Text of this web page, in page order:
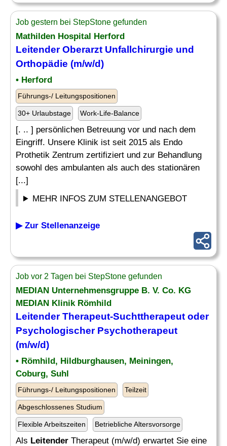
Job gestern bei StepStone gefunden
Mathilden Hospital Herford
LeitenderOberarzt Unfallchirurgie und
Orthopädie (m/w/d)
• Herford
Führungs-/ Leitungspositionen
30+ Urlaubstage Work-Life-Balance
[. .. ] persönlichen Betreuung vor und nach dem
Eingriff. Unsere Klinik ist seit 2015 als Endo
Prothetik Zentrum zertifiziert und zur Behandlung
sowohl des ambulanten als auch des stationären
[...]
MEHR INFOS ZUM STELLENANGEBOT
▶ Zur Stellenanzeige
Job vor 2 Tagen bei StepStone gefunden
MEDIAN Unternehmensgruppe B. V. Co. KG
MEDIAN Klinik Römhild
LeitenderTherapeut-Suchttherapeut oder
Psychologischer Psychotherapeut
(m/w/d)
• Römhild, Hildburghausen, Meiningen,
Coburg, Suhl
Führungs-/ Leitungspositionen Teilzeit
Abgeschlossenes Studium
Flexible Arbeitszeiten Betriebliche Altersvorsorge
Als Leitender Therapeut (m/w/d) erwartet Sie eine